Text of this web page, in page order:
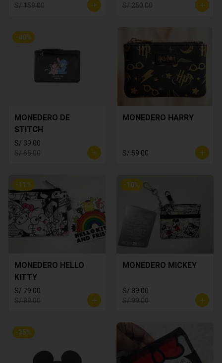
S/ 159.00
S/ 250.00
-40%
MONEDERO DE
STITCH
S/ 39.00
S/ 65.00
MONEDERO HARRY
S/ 59.00
-11 %
MONEDERO HELLO
KITTY
S/ 79.00
S/ 89.00
-10%
MONEDERO MICKEY
S/ 89.00
S/ 99.00
-35%